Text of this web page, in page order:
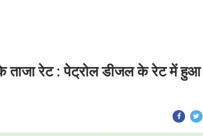
ताजा रेट : पेट्रोल डीजल के रेट में हुआ